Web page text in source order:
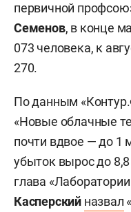
первичной
Семенов, в конце
073 человека, к
270.
По данным
«Новые облачные
почти вдвое — до 1
убыток вырос до
глава
Касперский назвал